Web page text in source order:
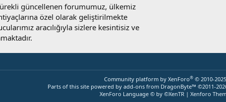
güncellenen forumumuz, ülkemiz
özel olarak geliştirilmekte
aracılığıyla sizlere kesintisiz ve
Community platform by XenForo® © 2010-
Parts of this site powered by add-ons from DragonByte™ ©2011-
XenForo Language © by ©XenTR | Xenforo